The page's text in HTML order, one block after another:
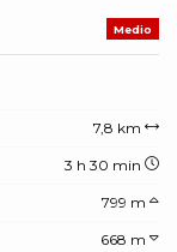
Medio
7,8 km
3 h 30 min
799 m
668 m